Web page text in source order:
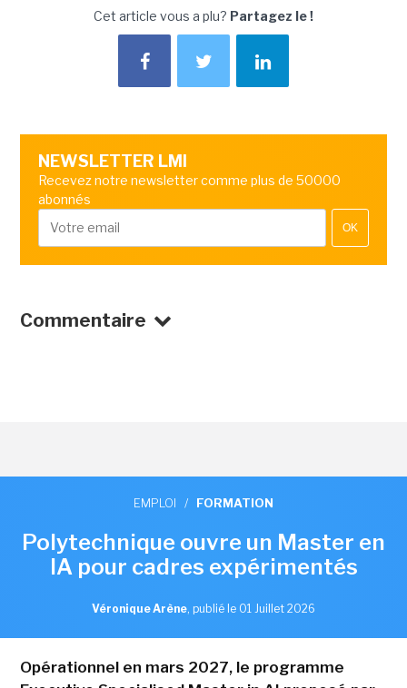
Cet article vous a plu? Partagez le !
NEWSLETTER LMI
Recevez notre newsletter comme plus de 50000
abonnés
OK
Commentaire
EMPLOI / FORMATION
Polytechnique ouvre un Master en
IA pour cadres expérimentés
Véronique Arène, publié le 01 Juillet 2026
Opérationnel en mars 2027, le programme